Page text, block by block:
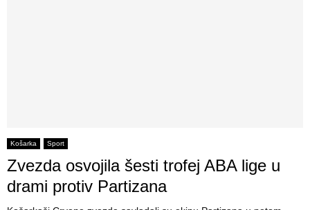
Košarka Sport
Zvezda osvojila šesti trofej ABA lige u
drami protiv Partizana